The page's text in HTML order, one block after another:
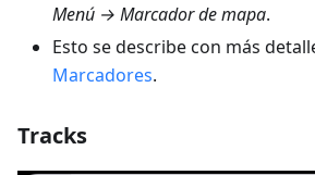
Menú → Marcador de mapa.
Esto se describe con más
Marcadores.
Tracks